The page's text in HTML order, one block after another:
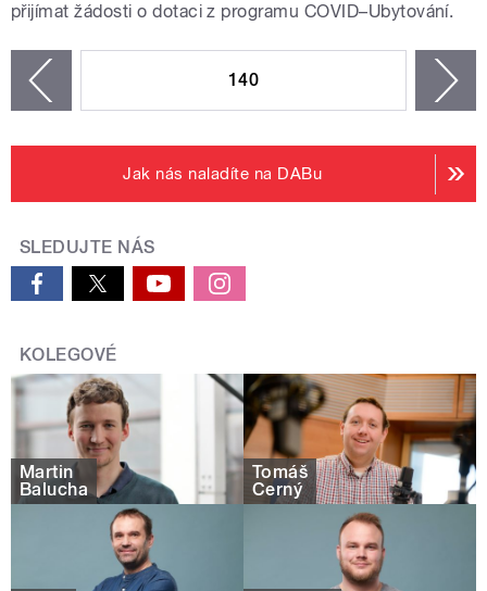
přijímat žádosti o dotaci z programu COVID–Ubytování.
140
Jak nás naladíte na DABu
SLEDUJTE NÁS
KOLEGOVÉ
Martin
Balucha
Tomáš
Černý